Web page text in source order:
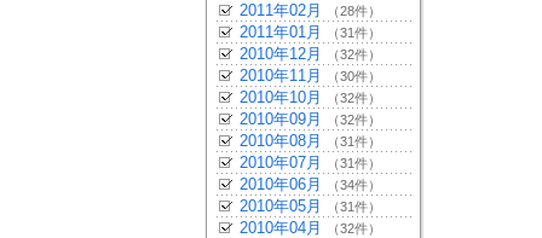
2011年02月 （28件）
2011年01月 （31件）
2010年12月 （32件）
2010年11月 （30件）
2010年10月 （32件）
2010年09月 （32件）
2010年08月 （31件）
2010年07月 （31件）
2010年06月 （34件）
2010年05月 （31件）
2010年04月 （32件）